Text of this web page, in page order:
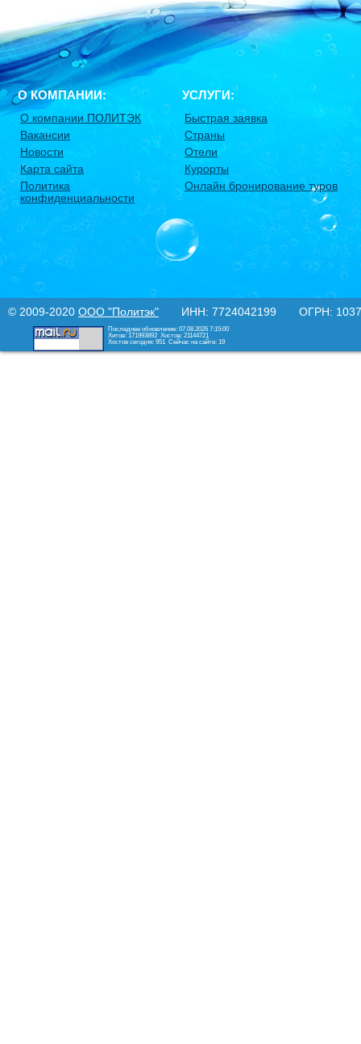
О КОМПАНИИ:
О компании ПОЛИТЭК
Вакансии
Новости
Карта сайта
Политика
конфиденциальности
УСЛУГИ:
Быстрая заявка
Страны
Отели
Курорты
Онлайн бронирование туров
© 2009-2020 ООО "Политэк" ИНН: 7724042199 ОГРН:
Последнее обновление: 07.08.2026 7:15:00
Хитов: 171993892 Хостов: 21144721
Хостов сегодня: 951 Сейчас на сайте: 19